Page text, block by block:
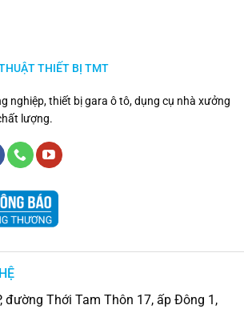
THIẾT BỊ TMT
nghiệp, thiết bị gara ô tô, dụng cụ nhà xưởng
lượng.
đường Thới Tam Thôn 17, ấp Đông 1,